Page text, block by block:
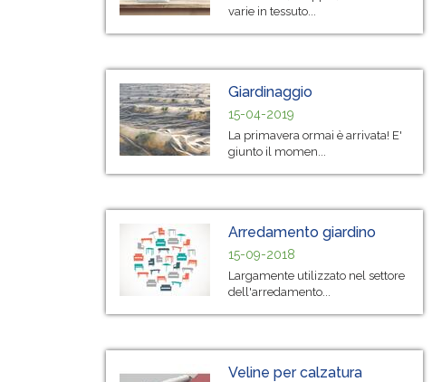
varie in tessuto...
Giardinaggio
15-04-2019
La primavera ormai è arrivata! E'
giunto il momen...
Arredamento giardino
15-09-2018
Largamente utilizzato nel settore
dell'arredamento...
Veline per calzatura